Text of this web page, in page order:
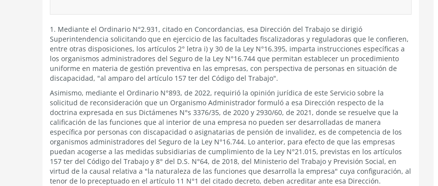
1. Mediante el Ordinario N°2.931, citado en Concordancias, esa Dirección del Trabajo se dirigió
Superintendencia solicitando que en ejercicio de las facultades fiscalizadoras y reguladoras que le confieren,
entre otras disposiciones, los artículos 2° letra i) y 30 de la Ley N°16.395, imparta instrucciones específicas a
los organismos administradores del Seguro de la Ley N°16.744 que permitan establecer un procedimiento
uniforme en materia de gestión preventiva en las empresas, con perspectiva de personas en situación de
discapacidad, "al amparo del artículo 157 ter del Código del Trabajo".
Asimismo, mediante el Ordinario N°893, de 2022, requirió la opinión jurídica de este Servicio sobre la
solicitud de reconsideración que un Organismo Administrador formuló a esa Dirección respecto de la
doctrina expresada en sus Dictámenes N°s 3376/35, de 2020 y 2930/60, de 2021, donde se resuelve que la
calificación de las funciones que al interior de una empresa no pueden ser desarrolladas de manera
específica por personas con discapacidad o asignatarias de pensión de invalidez, es de competencia de los
organismos administradores del Seguro de la Ley N°16.744. Lo anterior, para efecto de que las empresas
puedan acogerse a las medidas subsidiarias de cumplimiento de la Ley N°21.015, previstas en los artículos
157 ter del Código del Trabajo y 8° del D.S. N°64, de 2018, del Ministerio del Trabajo y Previsión Social, en
virtud de la causal relativa a "la naturaleza de las funciones que desarrolla la empresa" cuya configuración, al
tenor de lo preceptuado en el artículo 11 N°1 del citado decreto, deben acreditar ante esa Dirección.